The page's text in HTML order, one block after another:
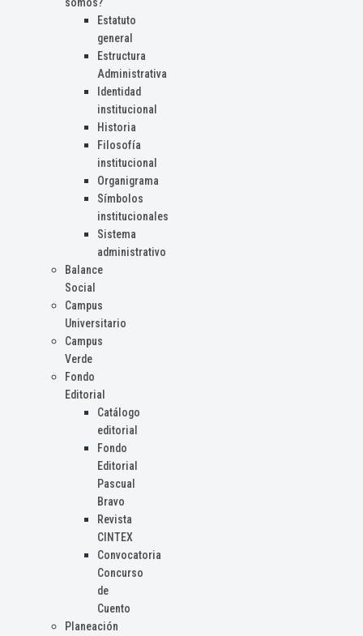
somos?
Estatuto
general
Estructura
Administrativa
Identidad
institucional
Historia
Filosofía
institucional
Organigrama
Símbolos
institucionales
Sistema
administrativo
Balance
Social
Campus
Universitario
Campus
Verde
Fondo
Editorial
Catálogo
editorial
Fondo
Editorial
Pascual
Bravo
Revista
CINTEX
Convocatoria
Concurso
de
Cuento
Planeación